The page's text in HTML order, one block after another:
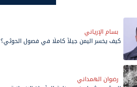
بسام الإرياني
كيف يخسر اليمن جيلاً كاملًا في فصول الحوثي؟
رضوان الهمداني